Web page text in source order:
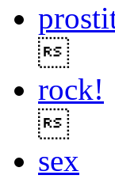
rock!
sex